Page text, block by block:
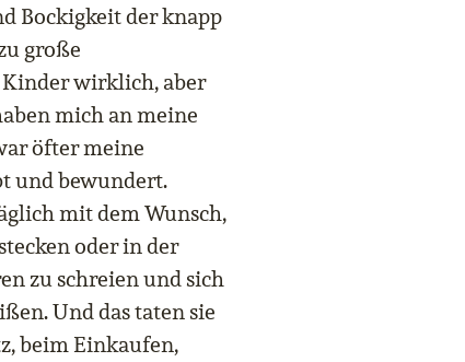
Bockigkeit der knapp
große
wirklich, aber
mich an meine
öfter meine
und bewundert.
mit dem Wunsch,
oder in der
zu schreien und sich
Und das taten sie
beim Einkaufen,